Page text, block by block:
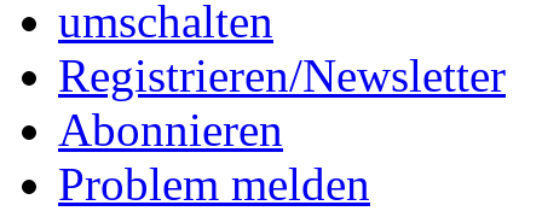
Registrieren/Newsletter
Abonnieren
Problem melden